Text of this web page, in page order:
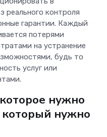
реального контроля
гарантии. Каждый
потерями
на устранение
будь то
услуг или
нужно
нужно